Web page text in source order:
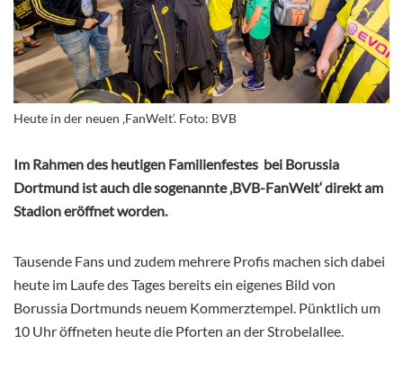
Heute in der neuen ‚FanWelt‘. Foto: BVB
Im Rahmen des heutigen Familienfestes bei Borussia
Dortmund ist auch die sogenannte ‚BVB-FanWelt‘ direkt am
Stadion eröffnet worden.
Tausende Fans und zudem mehrere Profis machen sich dabei
heute im Laufe des Tages bereits ein eigenes Bild von
Borussia Dortmunds neuem Kommerztempel. Pünktlich um
10 Uhr öffneten heute die Pforten an der Strobelallee.